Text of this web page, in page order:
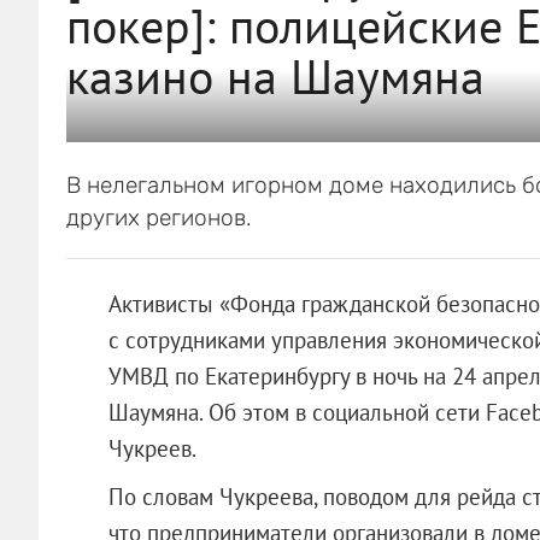
покер]: полицейские
казино на Шаумяна
В нелегальном игорном доме находились
других регионов.
Активисты «Фонда гражданской
с сотрудниками управления
УМВД по Екатеринбургу в ночь на 24
Шаумяна. Об этом в социальной сети
Чукреев.
По словам Чукреева, поводом для рейда
что предприниматели организовали в